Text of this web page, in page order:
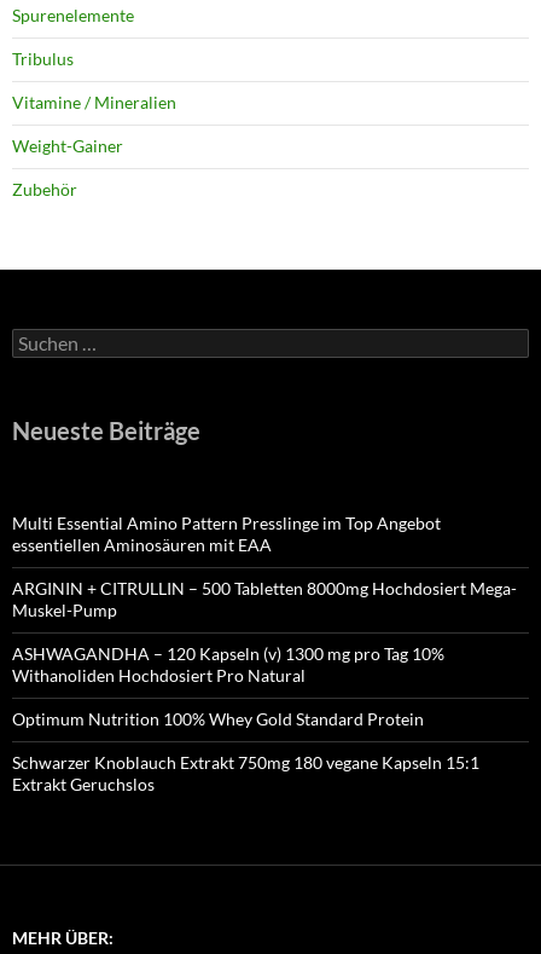
Spurenelemente
Tribulus
Vitamine / Mineralien
Weight-Gainer
Zubehör
Suchen
nach:
Neueste Beiträge
Multi Essential Amino Pattern Presslinge im Top Angebot
essentiellen Aminosäuren mit EAA
ARGININ + CITRULLIN – 500 Tabletten 8000mg Hochdosiert Mega-
Muskel-Pump
ASHWAGANDHA – 120 Kapseln (v) 1300 mg pro Tag 10%
Withanoliden Hochdosiert Pro Natural
Optimum Nutrition 100% Whey Gold Standard Protein
Schwarzer Knoblauch Extrakt 750mg 180 vegane Kapseln 15:1
Extrakt Geruchslos
MEHR ÜBER: